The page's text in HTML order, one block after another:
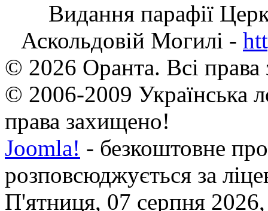
Видання парафії
Аскольдовій Могилі -
© 2026 Оранта. Всі
© 2006-2009 Українська
права захищено!
Joomla! - безкоштовне
розповсюджується за
П'ятниця, 07 серпня